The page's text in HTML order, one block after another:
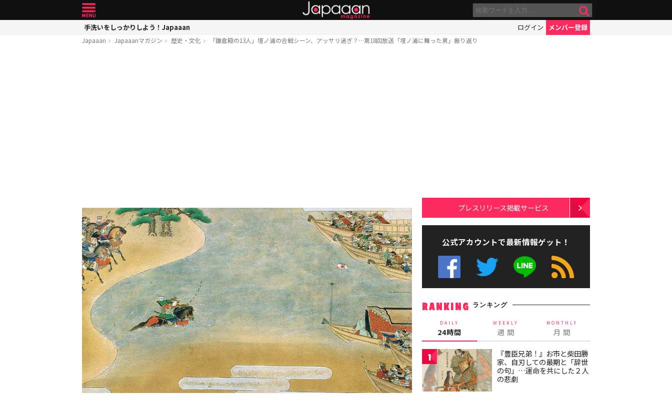
手洗いをしっかりしよう！Japaaan ログイン メンバー登録
Japaaan Japaaanマガジン 歴史・文化 「鎌倉殿の13人」壇ノ浦の合戦シーン、アッサリ過ぎ？…第18回放送「壇ノ浦に舞った男」振り返り
プレスリリース掲載サービス
公式アカウントで最新情報ゲット！
RANKING ランキング
DAILY
24時間
WEEKLY
週 間
MONTHLY
月 間
1
『豊臣兄弟！』お市と柴田勝
家、自刃しての最期と「辞世
の句」…運命を共にした２人
の悲劇